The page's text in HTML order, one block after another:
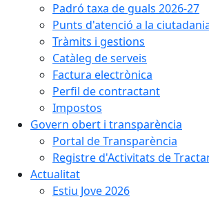
Padró taxa de guals 2026-27
Punts d'atenció a la
Tràmits i gestions
Catàleg de serveis
Factura electrònica
Perfil de contractant
Impostos
Govern obert i transparència
Portal de Transparència
Registre d'Activitats de
Actualitat
Estiu Jove 2026